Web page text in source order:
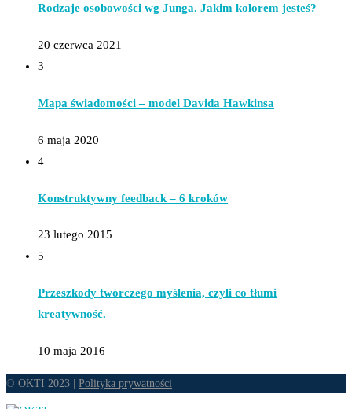
Rodzaje osobowości wg Junga. Jakim kolorem jesteś?
20 czerwca 2021
3
Mapa świadomości – model Davida Hawkinsa
6 maja 2020
4
Konstruktywny feedback – 6 kroków
23 lutego 2015
5
Przeszkody twórczego myślenia, czyli co tłumi
kreatywność.
10 maja 2016
© OKTI 2023 | Polityka prywatności